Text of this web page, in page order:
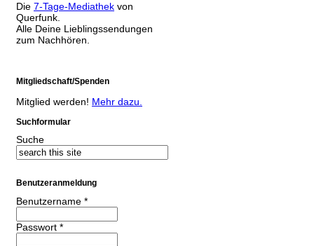
Die 7-Tage-Mediathek von
Querfunk.
Alle Deine Lieblingssendungen
zum Nachhören.
Mitgliedschaft/Spenden
Mitglied werden! Mehr dazu.
Suchformular
Suche
Benutzeranmeldung
Benutzername *
Passwort *